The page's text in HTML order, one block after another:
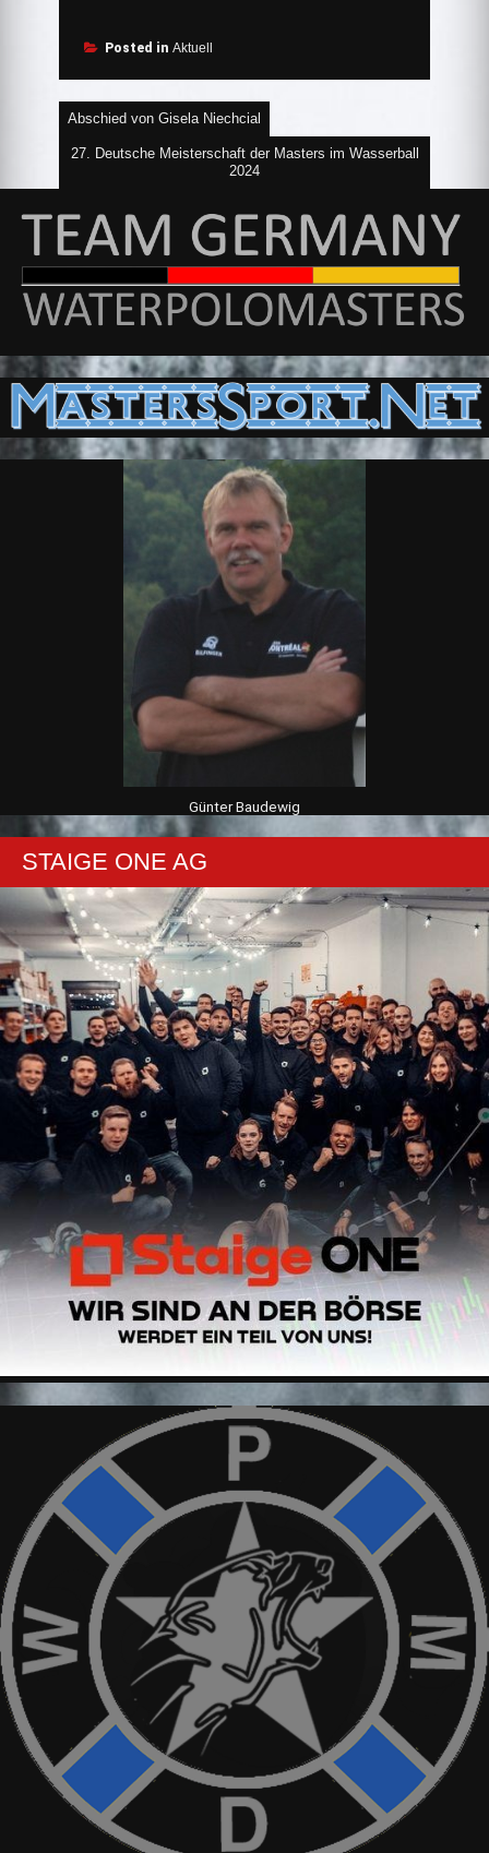
Posted in Aktuell
Beitragsnavigation
Abschied von Gisela Niechcial
27. Deutsche Meisterschaft der Masters im Wasserball
2024
Günter Baudewig
STAIGE ONE AG